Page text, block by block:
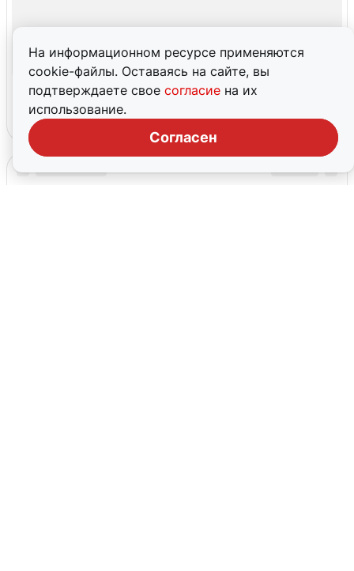
На информационном ресурсе применяются
cookie-файлы. Оставаясь на сайте, вы
подтверждаете свое согласие на их
использование.
Согласен